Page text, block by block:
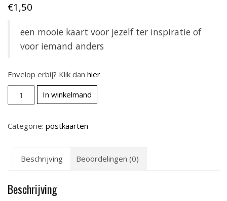
€1,50
een mooie kaart voor jezelf ter inspiratie of
voor iemand anders
Envelop erbij? Klik dan hier
a
t
In winkelmand
Categorie: postkaarten
Beschrijving Beoordelingen (0)
Beschrijving